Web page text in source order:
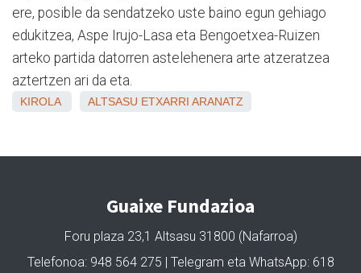
ere, posible da sendatzeko uste baino egun gehiago
edukitzea, Aspe Irujo-Lasa eta Bengoetxea-Ruizen
arteko partida datorren astelehenera arte atzeratzea
aztertzen ari da eta.
KIROLA ALTSASU ETXARRI ARANATZ
Guaixe Fundazioa
Foru plaza 23,1 Altsasu 31800 (Nafarroa)
Telefonoa: 948 564 275 | Telegram eta WhatsApp: 618